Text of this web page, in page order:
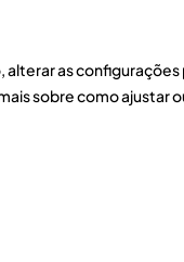
as
sobre como ajustar